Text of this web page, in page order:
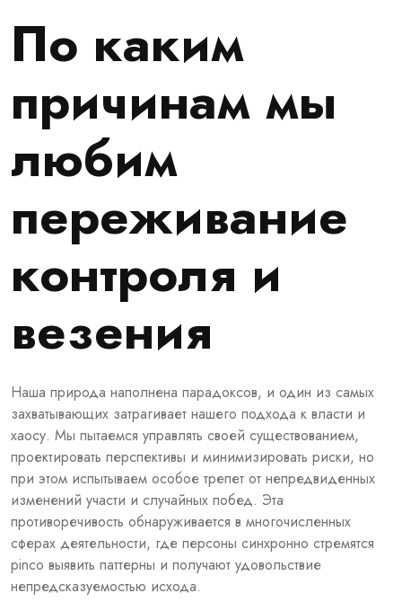
По каким
причинам мы
любим
переживание
контроля и
везения
Наша природа наполнена парадоксов, и один из самых
захватывающих затрагивает нашего подхода к власти и
хаосу. Мы пытаемся управлять своей существованием,
проектировать перспективы и минимизировать риски, но
при этом испытываем особое трепет от непредвиденных
изменений участи и случайных побед. Эта
противоречивость обнаруживается в многочисленных
сферах деятельности, где персоны синхронно стремятся
pinco выявить паттерны и получают удовольствие
непредсказуемостью исхода.